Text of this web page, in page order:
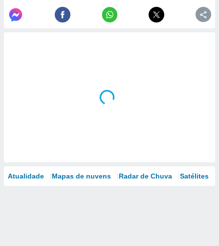
Atualidade Mapas de nuvens Radar de Chuva Satélites